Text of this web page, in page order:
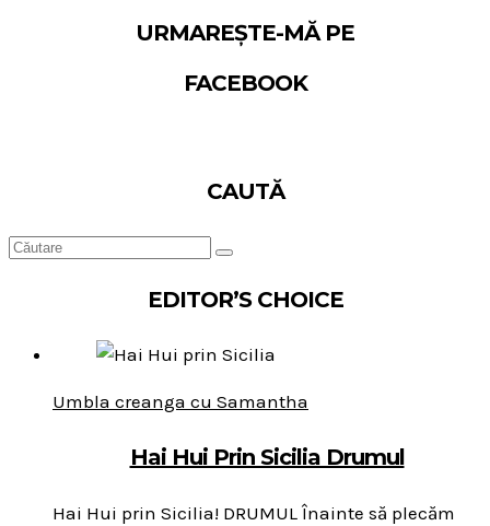
URMAREȘTE-MĂ PE
FACEBOOK
CAUTĂ
EDITOR’S CHOICE
Umbla creanga cu Samantha
Hai Hui Prin Sicilia Drumul
Hai Hui prin Sicilia! DRUMUL Înainte să plecăm